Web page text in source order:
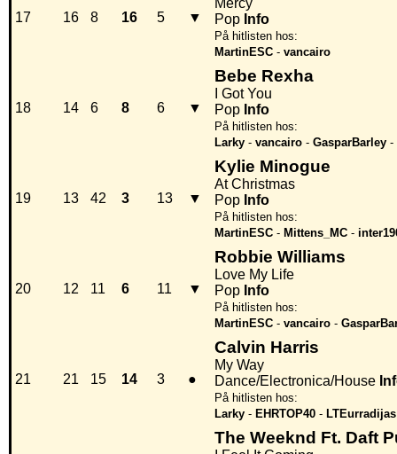
17 16 8 16 5 ▼
Mercy
Pop Info
På hitlisten hos:
MartinESC - vancairo
18 14 6 8 6 ▼
Bebe Rexha
I Got You
Pop Info
På hitlisten hos:
Larky - vancairo - GasparBarley -
19 13 42 3 13 ▼
Kylie Minogue
At Christmas
Pop Info
På hitlisten hos:
MartinESC - Mittens_MC -
20 12 11 6 11 ▼
Robbie Williams
Love My Life
Pop Info
På hitlisten hos:
MartinESC - vancairo -
21 21 15 14 3 ●
Calvin Harris
My Way
Dance/Electronica/House
På hitlisten hos:
Larky - EHRTOP40 - LTEurradijas
The Weeknd Ft. Daft